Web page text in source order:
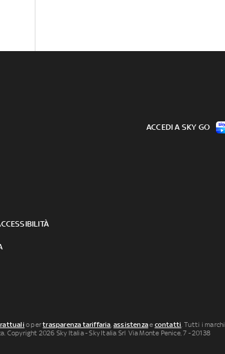
ACCEDI A SKY GO
o pertrasparenza tariffaria,assistenzae contatti. Tutti i marchi
2026 Sky Italia - Sky Italia Srl Via Monte Penice, 7 - 20138